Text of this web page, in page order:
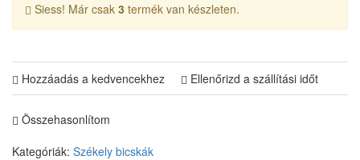
Siess! Már csak 3 termék van készleten.
Hozzáadás a kedvencekhez Ellenőrizd a szállítási időt
Összehasonlítom
Kategóriák: Székely bicskák